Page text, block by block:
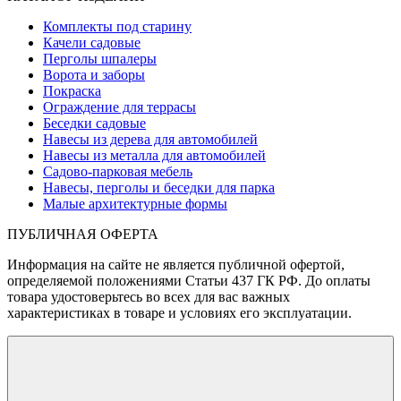
Комплекты под старину
Качели садовые
Перголы шпалеры
Ворота и заборы
Покраска
Ограждение для террасы
Беседки садовые
Навесы из дерева для автомобилей
Навесы из металла для автомобилей
Садово-парковая мебель
Навесы, перголы и беседки для парка
Малые архитектурные формы
ПУБЛИЧНАЯ ОФЕРТА
Информация на сайте не является публичной офертой,
определяемой положениями Статьи 437 ГК РФ. До оплаты
товара удостоверьтесь во всех для вас важных
характеристиках в товаре и условиях его эксплуатации.